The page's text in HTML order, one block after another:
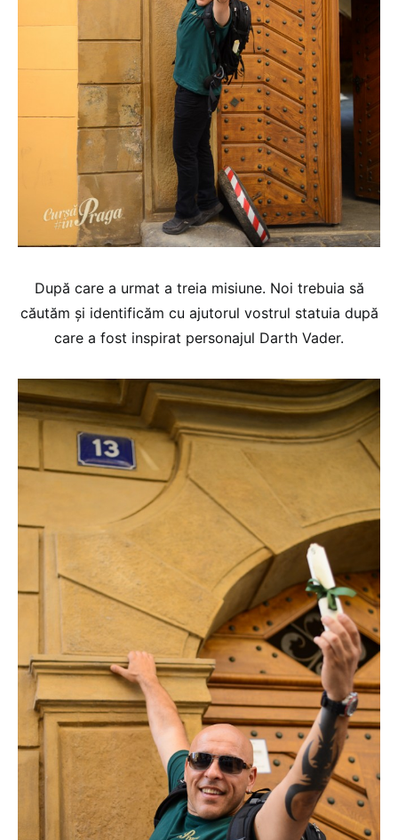
După care a urmat a treia misiune. Noi trebuia să
căutăm și identificăm cu ajutorul vostrul statuia după
care a fost inspirat personajul Darth Vader.